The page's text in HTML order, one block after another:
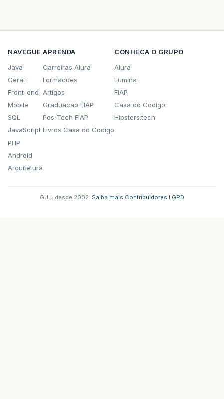
NAVEGUE
Java
Geral
Front-end
Mobile
SQL
JavaScript
PHP
Android
Arquitetura
APRENDA
Carreiras Alura
Formacoes
Artigos
Graduacao FIAP
Pos-Tech FIAP
Livros Casa do Codigo
CONHECA O GRUPO
Alura
Lumina
FIAP
Casa do Codigo
Hipsters.tech
GUJ: desde 2002. Saiba mais Contribuidores LGPD